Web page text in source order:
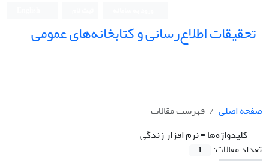
تحقیقات اطلاع‌رسانی و کتابخانه‌های عمومی
صفحه اصلی
فهرست مقالات
کلیدواژه‌ها =نرم افزار زندگی
تعداد مقالات:
1